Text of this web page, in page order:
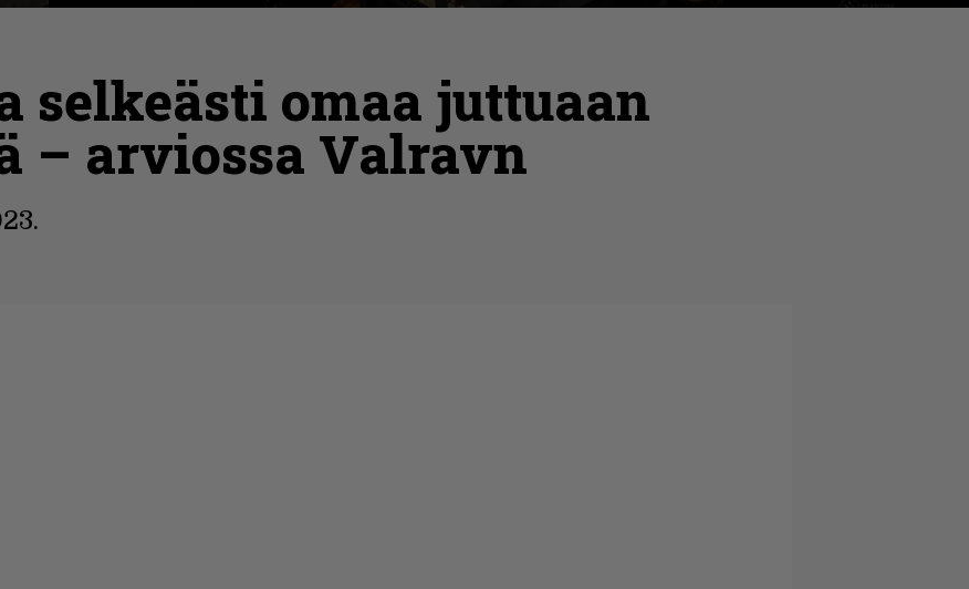
selkeästi omaa juttuaan
– arviossa Valravn